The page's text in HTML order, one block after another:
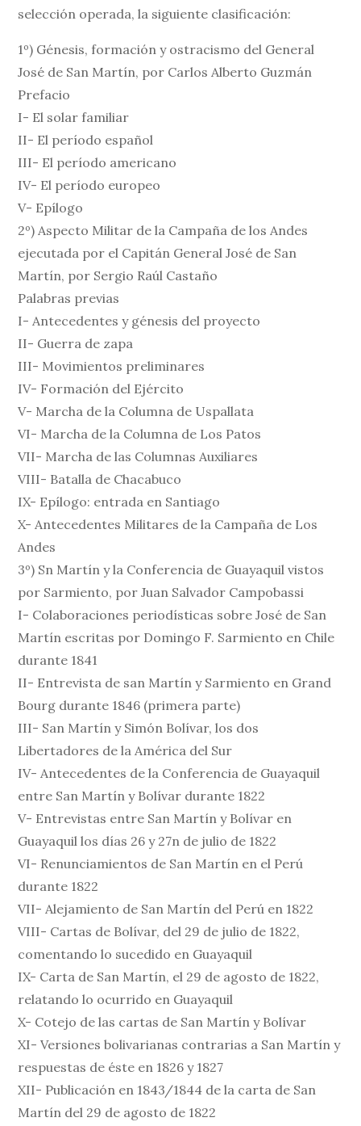
selección operada, la siguiente clasificación:
1º) Génesis, formación y ostracismo del General
José de San Martín, por Carlos Alberto Guzmán
Prefacio
I- El solar familiar
II- El período español
III- El período americano
IV- El período europeo
V- Epílogo
2º) Aspecto Militar de la Campaña de los Andes
ejecutada por el Capitán General José de San
Martín, por Sergio Raúl Castaño
Palabras previas
I- Antecedentes y génesis del proyecto
II- Guerra de zapa
III- Movimientos preliminares
IV- Formación del Ejército
V- Marcha de la Columna de Uspallata
VI- Marcha de la Columna de Los Patos
VII- Marcha de las Columnas Auxiliares
VIII- Batalla de Chacabuco
IX- Epílogo: entrada en Santiago
X- Antecedentes Militares de la Campaña de Los
Andes
3º) Sn Martín y la Conferencia de Guayaquil vistos
por Sarmiento, por Juan Salvador Campobassi
I- Colaboraciones periodísticas sobre José de San
Martín escritas por Domingo F. Sarmiento en Chile
durante 1841
II- Entrevista de san Martín y Sarmiento en Grand
Bourg durante 1846 (primera parte)
III- San Martín y Simón Bolívar, los dos
Libertadores de la América del Sur
IV- Antecedentes de la Conferencia de Guayaquil
entre San Martín y Bolívar durante 1822
V- Entrevistas entre San Martín y Bolívar en
Guayaquil los días 26 y 27n de julio de 1822
VI- Renunciamientos de San Martín en el Perú
durante 1822
VII- Alejamiento de San Martín del Perú en 1822
VIII- Cartas de Bolívar, del 29 de julio de 1822,
comentando lo sucedido en Guayaquil
IX- Carta de San Martín, el 29 de agosto de 1822,
relatando lo ocurrido en Guayaquil
X- Cotejo de las cartas de San Martín y Bolívar
XI- Versiones bolivarianas contrarias a San Martín y
respuestas de éste en 1826 y 1827
XII- Publicación en 1843/1844 de la carta de San
Martín del 29 de agosto de 1822